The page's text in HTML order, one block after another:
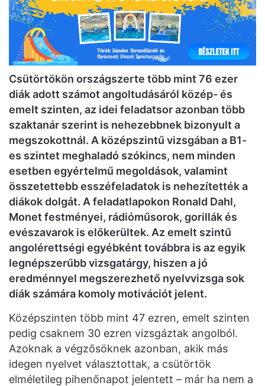
Csütörtökön országszerte több mint 76 ezer
diák adott számot angoltudásáról közép- és
emelt szinten, az idei feladatsor azonban több
szaktanár szerint is nehezebbnek bizonyult a
megszokottnál. A középszintű vizsgában a B1-
es szintet meghaladó szókincs, nem minden
esetben egyértelmű megoldások, valamint
összetettebb esszéfeladatok is nehezítették a
diákok dolgát. A feladatlapokon Ronald Dahl,
Monet festményei, rádióműsorok, gorillák és
evészavarok is előkerültek. Az emelt szintű
angolérettségi egyébként továbbra is az egyik
legnépszerűbb vizsgatárgy, hiszen a jó
eredménnyel megszerezhető nyelvvizsga sok
diák számára komoly motivációt jelent.
Középszinten több mint 47 ezren, emelt szinten
pedig csaknem 30 ezren vizsgáztak angolból.
Azoknak a végzősöknek azonban, akik más
idegen nyelvet választottak, a csütörtök
elméletileg pihenőnapot jelentett – már ha nem a